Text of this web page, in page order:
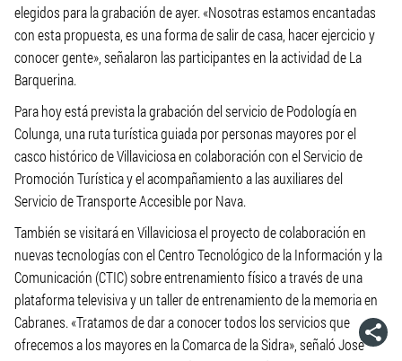
elegidos para la grabación de ayer. «Nosotras estamos encantadas
con esta propuesta, es una forma de salir de casa, hacer ejercicio y
conocer gente», señalaron las participantes en la actividad de La
Barquerina.
Para hoy está prevista la grabación del servicio de Podología en
Colunga, una ruta turística guiada por personas mayores por el
casco histórico de Villaviciosa en colaboración con el Servicio de
Promoción Turística y el acompañamiento a las auxiliares del
Servicio de Transporte Accesible por Nava.
También se visitará en Villaviciosa el proyecto de colaboración en
nuevas tecnologías con el Centro Tecnológico de la Información y la
Comunicación (CTIC) sobre entrenamiento físico a través de una
plataforma televisiva y un taller de entrenamiento de la memoria en
Cabranes. «Tratamos de dar a conocer todos los servicios que
ofrecemos a los mayores en la Comarca de la Sidra», señaló José